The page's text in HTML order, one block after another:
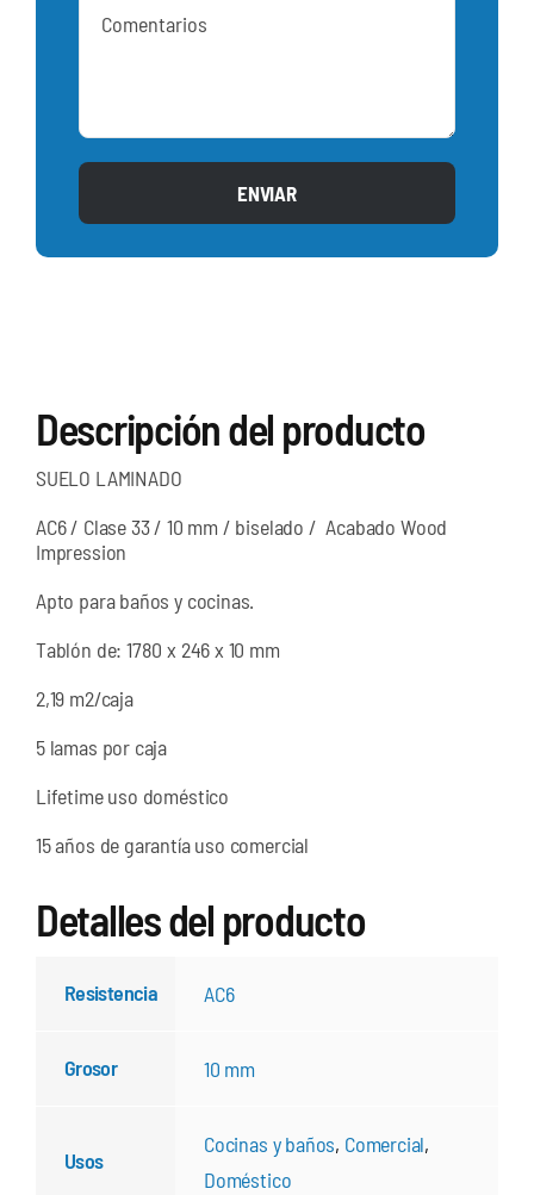
ENVIAR
Descripción del producto
SUELO LAMINADO
AC6 / Clase 33 / 10 mm / biselado / Acabado Wood
Impression
Apto para baños y cocinas.
Tablón de: 1780 x 246 x 10 mm
2,19 m2/caja
5 lamas por caja
Lifetime uso doméstico
15 años de garantía uso comercial
Detalles del producto
Resistencia AC6
Grosor 10 mm
Usos
Cocinas y baños, Comercial,
Doméstico